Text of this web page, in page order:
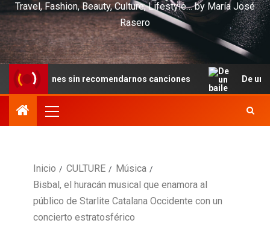
Travel, Fashion, Beauty, Culture, Lifestyle… by María José
Rasero
recomendarnos canciones De un baile en Cannes
Inicio CULTURE
Música
Bisbal, el huracán musical que enamora al
público de Starlite Catalana Occidente con un
concierto estratosférico